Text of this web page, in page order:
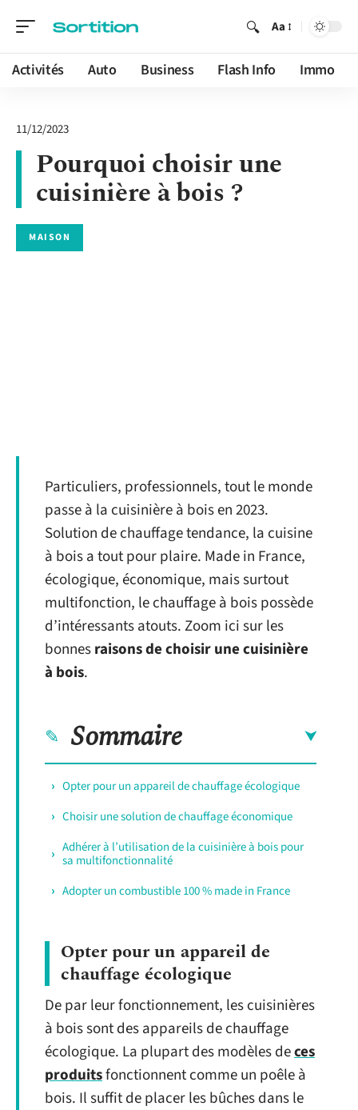
Aa
Activités Auto Business Flash Info Immo
11/12/2023
Pourquoi choisir une
cuisinière à bois ?
MAISON
Particuliers, professionnels, tout le monde
passe à la cuisinière à bois en 2023.
Solution de chauffage tendance, la cuisine
à bois a tout pour plaire. Made in France,
écologique, économique, mais surtout
multifonction, le chauffage à bois possède
d’intéressants atouts. Zoom ici sur les
bonnesraisons de choisir une cuisinière
à bois.
Sommaire
Opter pour un appareil de chauffage écologique
Choisir une solution de chauffage économique
Adhérer à l’utilisation de la cuisinière à bois pour
sa multifonctionnalité
Adopter un combustible 100 % made in France
Opter pour un appareil de
chauffage écologique
De par leur fonctionnement, les cuisinières
à bois sont des appareils de chauffage
écologique. La plupart des modèles deces
produitsfonctionnent comme un poêle à
bois. Il suffit de placer les bûches dans le